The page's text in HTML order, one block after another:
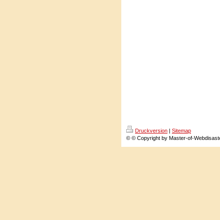
Druckversion | Sitemap
© © Copyright by Master-of-